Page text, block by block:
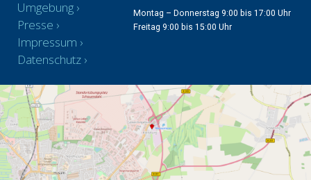
Umgebung
Presse
Impressum
Datenschutz
Montag – Donnerstag 9:00 bis 17:00 Uhr
Freitag 9:00 bis 15:00 Uhr